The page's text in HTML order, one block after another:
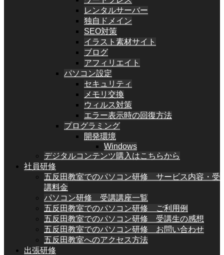
レンタルサーバー
独自ドメイン
SEO対策
イラスト素材サイト
ブログ
アフィリエイト
パソコン設定
セキュリティ
メモリ交換
ウィルス対策
エラー表示時の回復方法
プログラミング
開発環境
Windows
デジタルコンテンツ購入はこちらから
社員研修
五反田教室でのパソコン研修 サービス内容・受
講料金
パソコン研修 受講講座一覧
五反田教室でのパソコン研修 ご利用例
五反田教室でのパソコン研修 受講生の感想
五反田教室でのパソコン研修 お問い合わせ
五反田教室へのアクセス方法
出張研修